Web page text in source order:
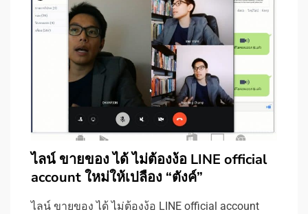
ไลน์ ขายของ ได้ ไม่ต้องง้อ LINE official
account ใหม่ให้เปลือง “ตังค์”
ไลน์ ขายของ ได้ ไม่ต้องง้อ LINE official account